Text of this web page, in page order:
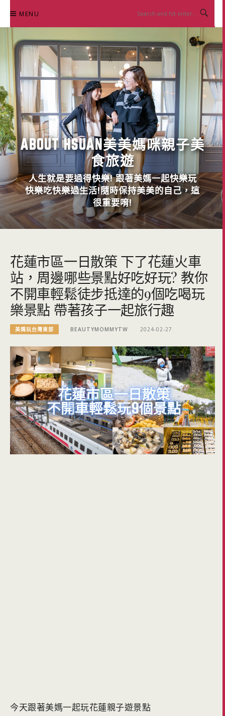
content
MENU
ABOUT HSUAN美美媽咪親子美
食旅遊
人生就是要過得快樂! 跟著美媽一起快樂玩
快樂吃快樂過生活!隨時保持美美的自己，這
很重要唷!
花蓮市區一日散策 下了花蓮火車
站，周邊哪些景點好吃好玩? 教你
不開車輕鬆徒步抵達的9個吃喝玩
樂景點 帶著孩子一起旅行趣
美媽玩台灣東部 BEAUTYMOMMYTW 2024-02-27
今天跟著美媽一起玩花蓮親子遊景點